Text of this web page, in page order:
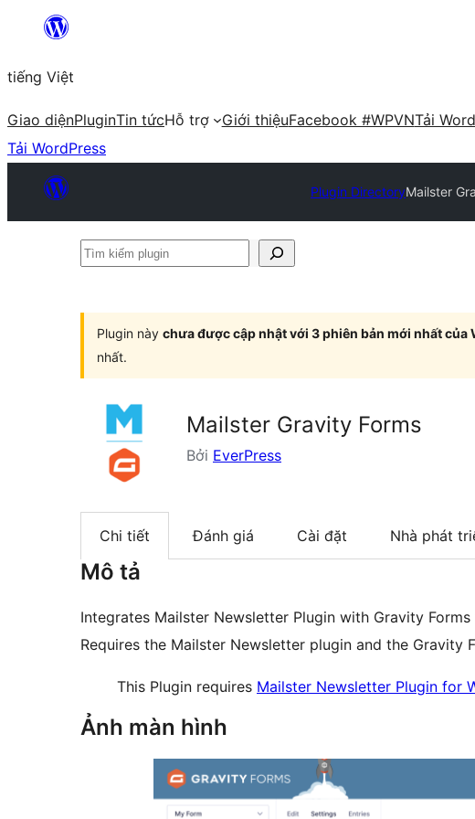
Chuyển
phần
nội
dung
tiếng Việt
Giao diệnPluginTin tứcHỗ trợ Giới thiệuFacebook #WPVNTải
Tải WordPress
Plugin DirectoryMailster
Tìm
Plugin này chưa được cập nhật với 3 phiên bản mới nhất của
nhất.
Mailster Gravity Forms
Bởi EverPress
Chi tiết Đánh giá Cài đặt Nhà phát
Mô tả
Integrates Mailster Newsletter Plugin with Gravity
Requires the Mailster Newsletter plugin and the Gravity
This Plugin requires Mailster Newsletter Plugin for
Ảnh màn hình